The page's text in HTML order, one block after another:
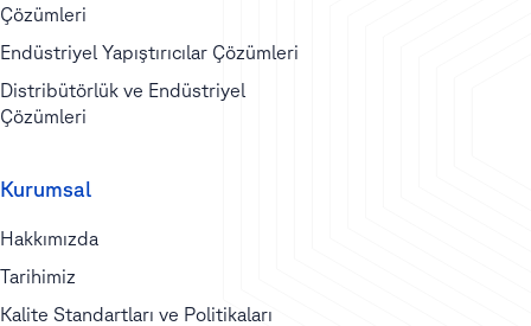
Çözümleri
Endüstriyel Yapıştırıcılar Çözümleri
Distribütörlük ve Endüstriyel
Çözümleri
Kurumsal
Hakkımızda
Tarihimiz
Kalite Standartları ve Politikaları